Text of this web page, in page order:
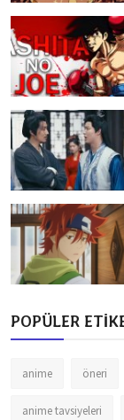
POPÜLER
anime öneri
anime tavsiyeleri